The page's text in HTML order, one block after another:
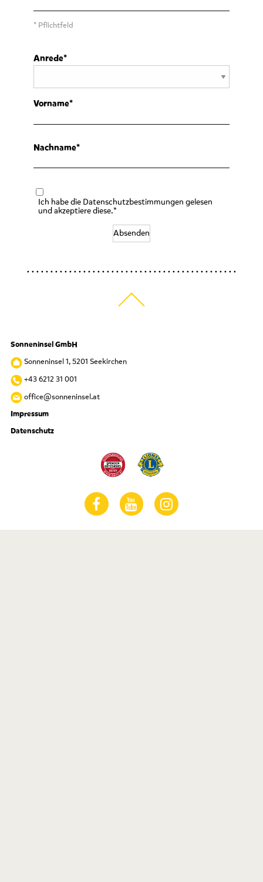
* Pflichtfeld
Anrede
Vorname
Nachname
Ich habe die Datenschutzbestimmungen gelesen
und akzeptiere diese.*
Absenden
Sonneninsel GmbH
Sonneninsel 1, 5201 Seekirchen
+43 6212 31 001
office@sonneninsel.at
Impressum
Datenschutz